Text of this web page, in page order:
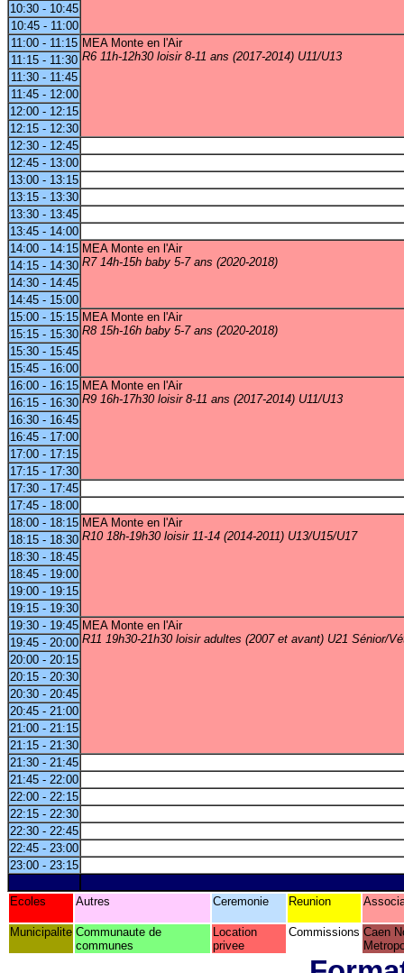
10:30 - 10:45
10:45 - 11:00
11:00 - 11:15 MEA Monte en l'Air
R6 11h-12h30 loisir 8-11 ans (2017-2014) U11/U13
11:15 - 11:30
11:30 - 11:45
11:45 - 12:00
12:00 - 12:15
12:15 - 12:30
12:30 - 12:45
12:45 - 13:00
13:00 - 13:15
13:15 - 13:30
13:30 - 13:45
13:45 - 14:00
14:00 - 14:15 MEA Monte en l'Air
R7 14h-15h baby 5-7 ans (2020-2018)
14:15 - 14:30
14:30 - 14:45
14:45 - 15:00
15:00 - 15:15 MEA Monte en l'Air
R8 15h-16h baby 5-7 ans (2020-2018)
15:15 - 15:30
15:30 - 15:45
15:45 - 16:00
16:00 - 16:15 MEA Monte en l'Air
R9 16h-17h30 loisir 8-11 ans (2017-2014) U11/U13
16:15 - 16:30
16:30 - 16:45
16:45 - 17:00
17:00 - 17:15
17:15 - 17:30
17:30 - 17:45
17:45 - 18:00
18:00 - 18:15 MEA Monte en l'Air
R10 18h-19h30 loisir 11-14 (2014-2011) U13/U15/U17
18:15 - 18:30
18:30 - 18:45
18:45 - 19:00
19:00 - 19:15
19:15 - 19:30
19:30 - 19:45 MEA Monte en l'Air
R11 19h30-21h30 loisir adultes (2007 et avant) U21 Sénior/
19:45 - 20:00
20:00 - 20:15
20:15 - 20:30
20:30 - 20:45
20:45 - 21:00
21:00 - 21:15
21:15 - 21:30
21:30 - 21:45
21:45 - 22:00
22:00 - 22:15
22:15 - 22:30
22:30 - 22:45
22:45 - 23:00
23:00 - 23:15
Ecoles Autres Ceremonie Reunion
Municipalite Communaute de
communes
Location
privee
Commissions Caen